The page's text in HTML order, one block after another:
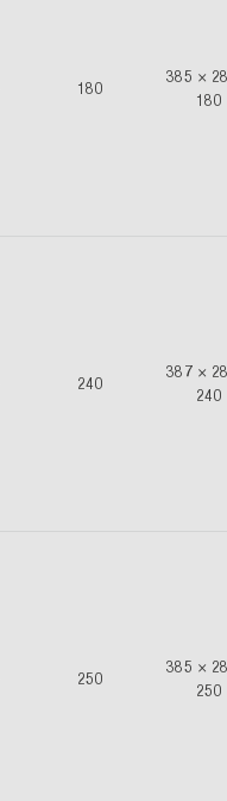
180
385 ×
180
240
387 ×
240
250
385 ×
250